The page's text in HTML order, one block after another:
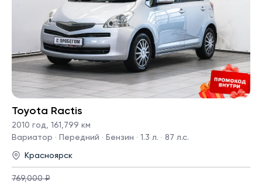
Toyota Ractis
2010 год, 161,799 км
Вариатор · Передний · Бензин · 1.3 л. · 87 л.с.
Красноярск
769,000 ₽